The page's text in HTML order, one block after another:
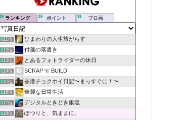
ランキング ポイント ブロ画
611位 ひまわりの人生旅がらす
612位 付箋の落書き
613位 とあるフォトライダーの休日
614位 SCRAP 'n' BUILD
615位 香港チョクホイ日記〜まっすぐに！〜
616位 華麗な日常生活
617位 デジタルときどき銀塩
618位 ぽつりと、気ままに。